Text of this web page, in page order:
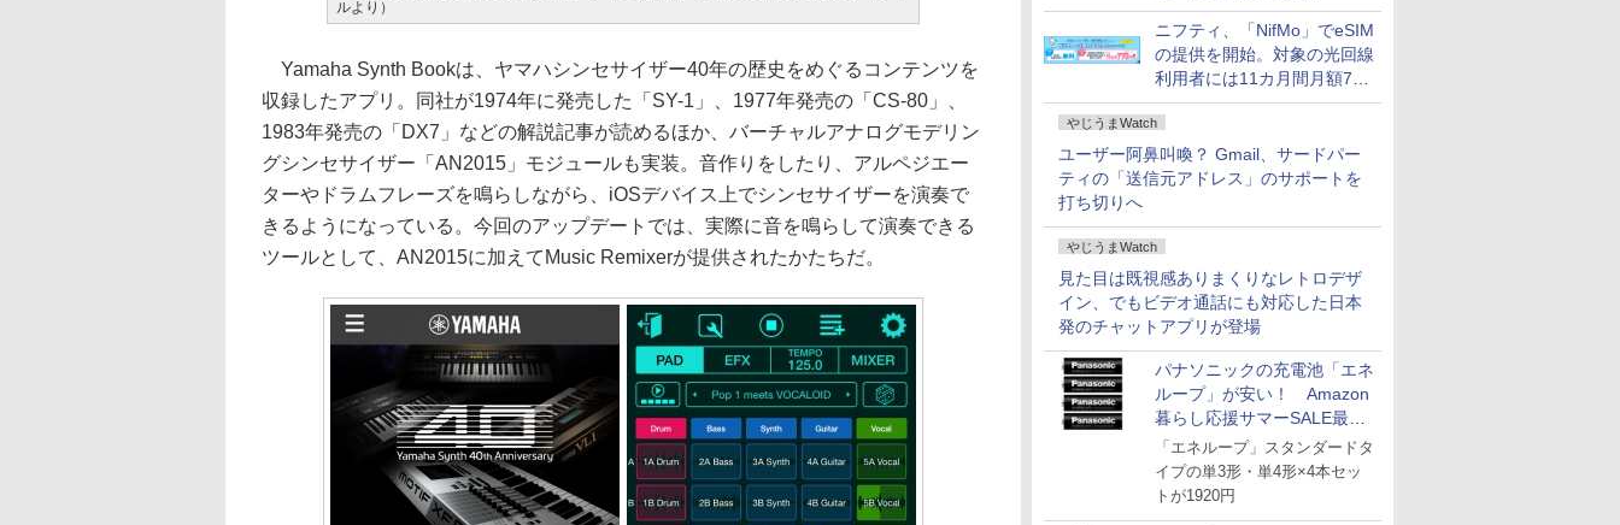
ョンへの更新を呼び掛け
ニフティ、「NifMo」でeSIM
の提供を開始。対象の光回線
利用者には11カ月間月額770
円割引のキャンペーン
やじうまWatch
ユーザー阿鼻叫喚？ Gmail、サードパー
ティの「送信元アドレス」のサポートを
打ち切りへ
やじうまWatch
見た目は既視感ありまくりなレトロデザ
イン、でもビデオ通話にも対応した日本
発のチャットアプリが登場
パナソニックの充電池「エネ
ループ」が安い！ Amazon
暮らし応援サマーSALE最終
日
「エネループ」スタンダードタ
イプの単3形・単4形×4本セッ
トが1920円
ルより）
Yamaha Synth Bookは、ヤマハシンセサイザー40年の歴史をめぐるコンテンツを
収録したアプリ。同社が1974年に発売した「SY-1」、1977年発売の「CS-80」、
1983年発売の「DX7」などの解説記事が読めるほか、バーチャルアナログモデリン
グシンセサイザー「AN2015」モジュールも実装。音作りをしたり、アルペジエー
ターやドラムフレーズを鳴らしながら、iOSデバイス上でシンセサイザーを演奏で
きるようになっている。今回のアップデートでは、実際に音を鳴らして演奏できる
ツールとして、AN2015に加えてMusic Remixerが提供されたかたちだ。